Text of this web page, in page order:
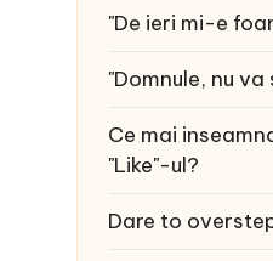
"De ieri mi-e
"Domnule, nu
Ce mai
"Like"-ul?
Dare to